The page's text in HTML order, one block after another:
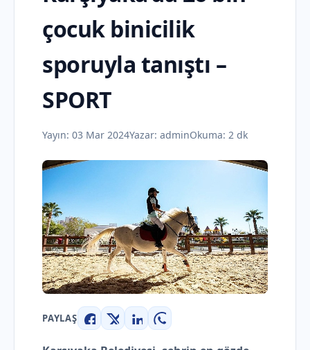
çocuk binicilik
sporuyla tanıştı –
SPORT
Yayın: 03 Mar 2024Yazar: adminOkuma: 2 dk
PAYLAŞ
Facebook
X LinkedInWhatsApp